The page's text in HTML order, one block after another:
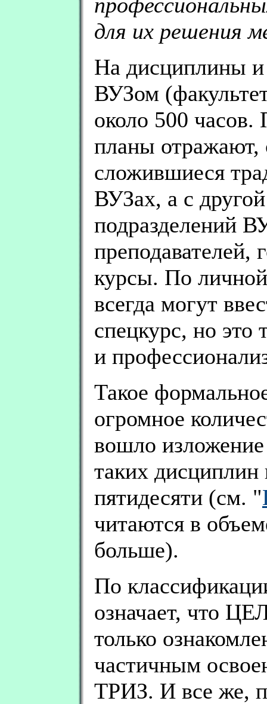
для их решения
На дисциплины и
ВУЗом
около 500
планы отражают,
сложившиеся
ВУЗах, а с
подразделений
курсы. По
всегда могут
спецкурс, но это
и
Такое
огромное
вошло
таких дисциплин
пятидесяти (см. "
читаются в
больше).
По
означает, что
только
частичным
ТРИЗ. И все же,